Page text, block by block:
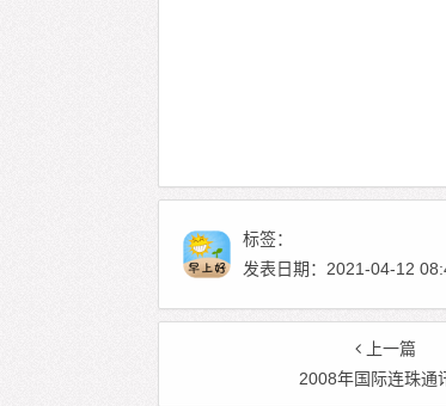
标签：
发表日期：2021-04-12
上一篇
2008年国际连珠通